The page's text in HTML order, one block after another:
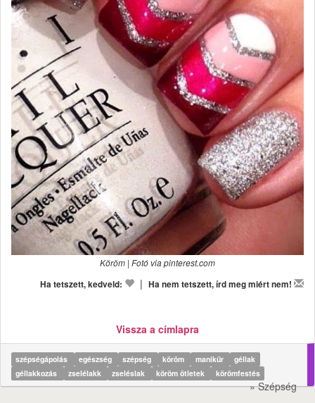
Köröm | Fotó via pinterest.com
Ha tetszett, kedveld: | Ha nem tetszett, írd meg miért nem!
Vissza a címlapra
szépségápolás egészség szépség köröm manikűr
géllak
géllakkozás
zselélakk zseléslak köröm ötletek körömfestés
» Szépség